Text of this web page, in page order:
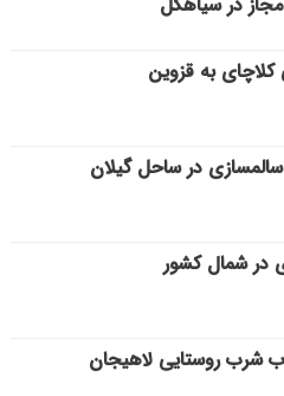
کلاچای به قزوین
در شمال کشور
شرب روستایی لاهیجان